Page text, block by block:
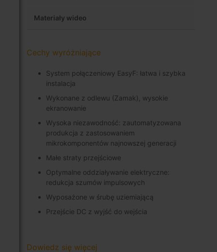
Materiały wideo
Cechy wyróżniające
System połączeniowy EasyF: łatwa i szybka
instalacja
Wykonane z odlewu (Zamak), wysokie
ekranowanie
Wysoka niezawodność: zautomatyzowana
produkcja z zastosowaniem
mikrokomponentów najnowszej generacji
Małe straty przejściowe
Optymalne oddziaływanie elektryczne:
redukcja szumów impulsowych
Wyposażone w śrubę uziemiającą
Przejście DC z wyjść do wejścia
Dowiedz się więcej